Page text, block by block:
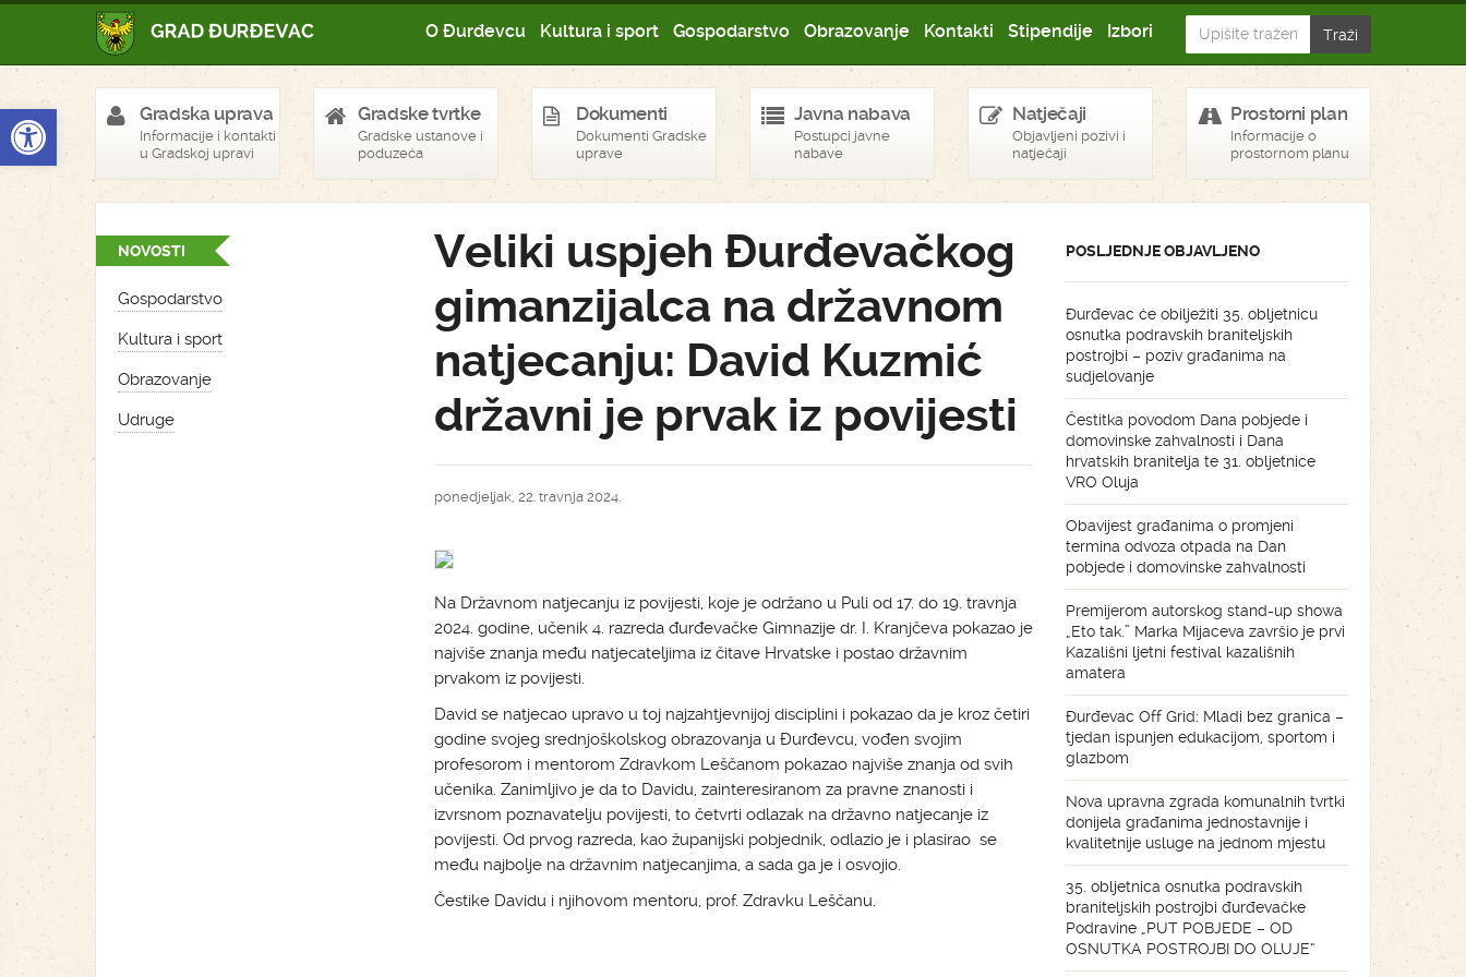
Open toolbar
O Đurđevcu Kultura i sport Gospodarstvo Obrazovanje Kontakti Stipendije Izbori
Gradska uprava
Informacije i kontakti
u Gradskoj upravi
Gradske tvrtke
Gradske ustanove i
poduzeća
Dokumenti
Dokumenti Gradske
uprave
Javna nabava
Postupci javne
nabave
Natječaji
Objavljeni pozivi i
natječaji
Prostorni plan
Informacije o
prostornom planu
NOVOSTI
Gospodarstvo
Kultura i sport
Obrazovanje
Udruge
Veliki uspjeh Đurđevačkog
gimanzijalca na državnom
natjecanju: David Kuzmić
državni je prvak iz povijesti
ponedjeljak, 22. travnja 2024.
Na Državnom natjecanju iz povijesti, koje je održano u Puli od 17. do 19. travnja
2024. godine, učenik 4. razreda đurđevačke Gimnazije dr. I. Kranjčeva pokazao je
najviše znanja među natjecateljima iz čitave Hrvatske i postao državnim
prvakom iz povijesti.
David se natjecao upravo u toj najzahtjevnijoj disciplini i pokazao da je kroz četiri
godine svojeg srednjoškolskog obrazovanja u Đurđevcu, vođen svojim
profesorom i mentorom Zdravkom Leščanom pokazao najviše znanja od svih
učenika. Zanimljivo je da to Davidu, zainteresiranom za pravne znanosti i
izvrsnom poznavatelju povijesti, to četvrti odlazak na državno natjecanje iz
povijesti. Od prvog razreda, kao županijski pobjednik, odlazio je i plasirao se
među najbolje na državnim natjecanjima, a sada ga je i osvojio.
Čestike Davidu i njihovom mentoru, prof. Zdravku Leščanu.
POSLJEDNJE OBJAVLJENO
Đurđevac će obilježiti 35. obljetnicu
osnutka podravskih braniteljskih
postrojbi – poziv građanima na
sudjelovanje
Čestitka povodom Dana pobjede i
domovinske zahvalnosti i Dana
hrvatskih branitelja te 31. obljetnice
VRO Oluja
Obavijest građanima o promjeni
termina odvoza otpada na Dan
pobjede i domovinske zahvalnosti
Premijerom autorskog stand-up showa
„Eto tak.” Marka Mijaceva završio je prvi
Kazališni ljetni festival kazališnih
amatera
Đurđevac Off Grid: Mladi bez granica –
tjedan ispunjen edukacijom, sportom i
glazbom
Nova upravna zgrada komunalnih tvrtki
donijela građanima jednostavnije i
kvalitetnije usluge na jednom mjestu
35. obljetnica osnutka podravskih
braniteljskih postrojbi đurđevačke
Podravine „PUT POBJEDE – OD
OSNUTKA POSTROJBI DO OLUJE“